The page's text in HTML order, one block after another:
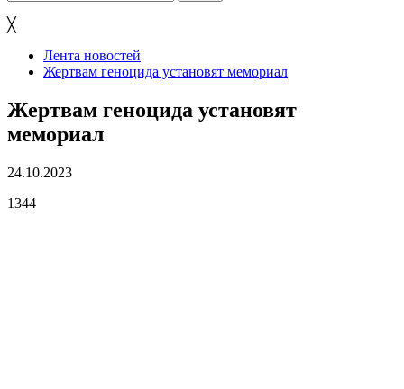
╳
Лента новостей
Жертвам геноцида установят мемориал
Жертвам геноцида установят
мемориал
24.10.2023
1344